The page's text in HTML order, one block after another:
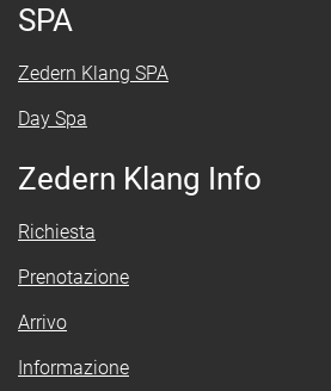
SPA
Zedern Klang SPA
Day Spa
Zedern Klang Info
Richiesta
Prenotazione
Arrivo
Informazione